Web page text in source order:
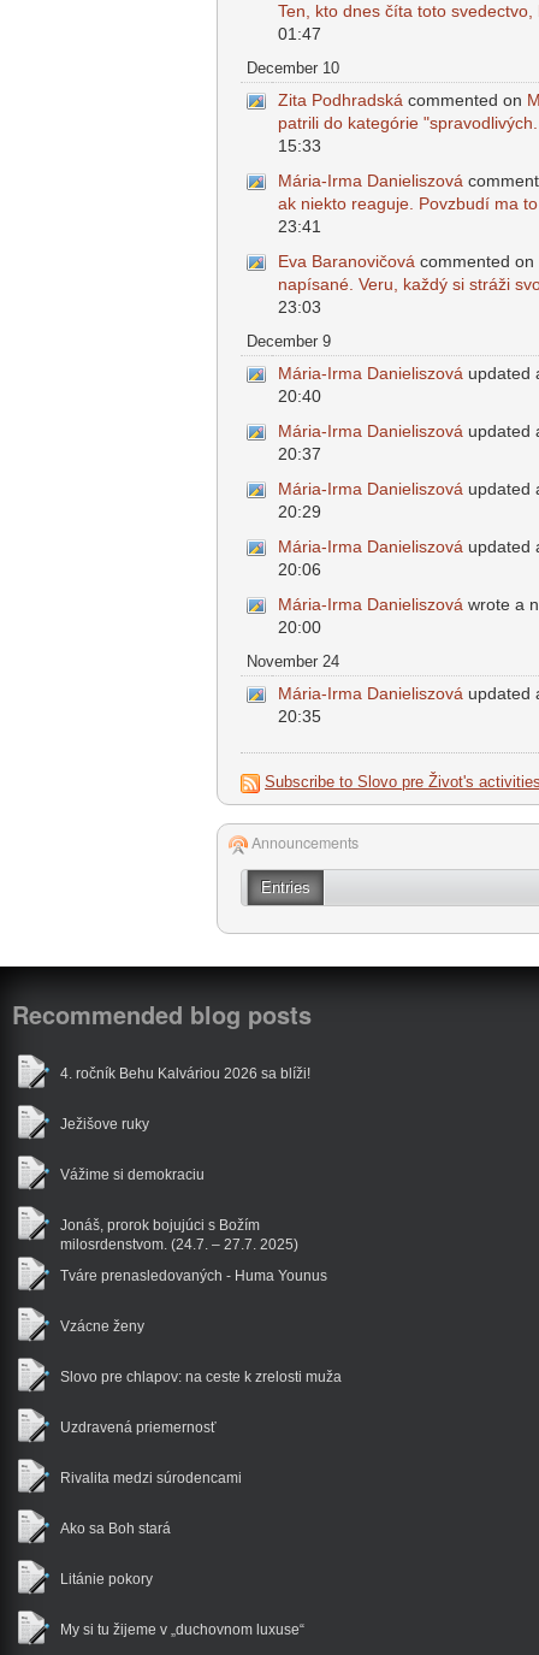
Ten, kto dnes číta toto
01:47
December 10
Zita Podhradská commented on
patrili do kategórie
15:33
Mária-Irma Danieliszová
ak niekto reaguje. Povzbudí ma
23:41
Eva Baranovičová commented on
napísané. Veru, každý si stráži
23:03
December 9
Mária-Irma Danieliszová updated
20:40
Mária-Irma Danieliszová updated
20:37
Mária-Irma Danieliszová updated
20:29
Mária-Irma Danieliszová updated
20:06
Mária-Irma Danieliszová wrote a
20:00
November 24
Mária-Irma Danieliszová updated
20:35
Subscribe to Slovo pre Život's
Announcements
Entries
Recommended blog posts
4. ročník Behu Kalváriou 2026 sa blíži!
Ježišove ruky
Vážime si demokraciu
Jonáš, prorok bojujúci s Božím
milosrdenstvom. (24.7. – 27.7. 2025)
Tváre prenasledovaných - Huma Younus
Vzácne ženy
Slovo pre chlapov: na ceste k zrelosti muža
Uzdravená priemernosť
Rivalita medzi súrodencami
Ako sa Boh stará
Litánie pokory
My si tu žijeme v „duchovnom luxuse“